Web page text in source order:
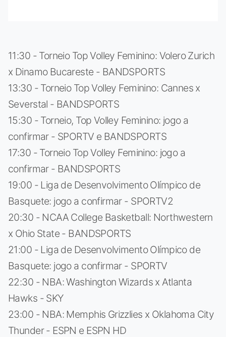
11:30 - Torneio Top Volley Feminino: Volero Zurich
x Dinamo Bucareste - BANDSPORTS
13:30 - Torneio Top Volley Feminino: Cannes x
Severstal - BANDSPORTS
15:30 - Torneio, Top Volley Feminino: jogo a
confirmar - SPORTV e BANDSPORTS
17:30 - Torneio Top Volley Feminino: jogo a
confirmar - BANDSPORTS
19:00 - Liga de Desenvolvimento Olímpico de
Basquete: jogo a confirmar - SPORTV2
20:30 - NCAA College Basketball: Northwestern
x Ohio State - BANDSPORTS
21:00 - Liga de Desenvolvimento Olímpico de
Basquete: jogo a confirmar - SPORTV
22:30 - NBA: Washington Wizards x Atlanta
Hawks - SKY
23:00 - NBA: Memphis Grizzlies x Oklahoma City
Thunder - ESPN e ESPN HD